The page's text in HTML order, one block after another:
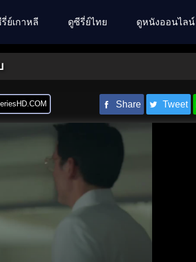
ย์เกาหลี ดูซีรี่ย์ไทย ดูหนังออนไลน์
Share Tweet